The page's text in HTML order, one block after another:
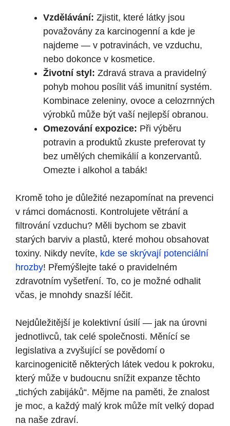
Vzdělávání: Zjistit, které látky jsou
považovány za karcinogenní a kde je
najdeme — v potravinách, ve vzduchu,
nebo dokonce v kosmetice.
Životní styl: Zdravá strava a pravidelný
pohyb mohou posílit váš imunitní systém.
Kombinace zeleniny, ovoce a celozrnných
výrobků může být vaší nejlepší obranou.
Omezování expozice: Při výběru
potravin a produktů zkuste preferovat ty
bez umělých chemikálií a konzervantů.
Omezte i alkohol a tabák!
Kromě toho je důležité nezapomínat na prevenci
v rámci domácnosti. Kontrolujete větrání a
filtrování vzduchu? Měli bychom se zbavit
starých barviv a plastů, které mohou obsahovat
toxiny. Nikdy nevíte, kde se skrývají potenciální
hrozby! Přemýšlejte také o pravidelném
zdravotním vyšetření. To, co je možné odhalit
včas, je mnohdy snazší léčit.
Nejdůležitější je kolektivní úsilí — jak na úrovni
jednotlivců, tak celé společnosti. Měnící se
legislativa a zvyšující se povědomí o
karcinogenicitě některých látek vedou k pokroku,
který může v budoucnu snížit expanze těchto
„tichých zabijáků“. Mějme na paměti, že znalost
je moc, a každý malý krok může mít velký dopad
na naše zdraví.